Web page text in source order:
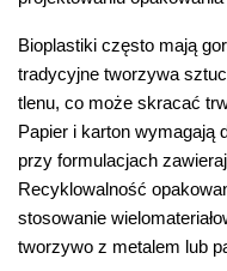
Bioplastiki często mają
tradycyjne tworzywa
tlenu, co może skracać
Papier i karton wymagają
przy formulacjach
Recyklowalność
stosowanie
tworzywo z metalem lub